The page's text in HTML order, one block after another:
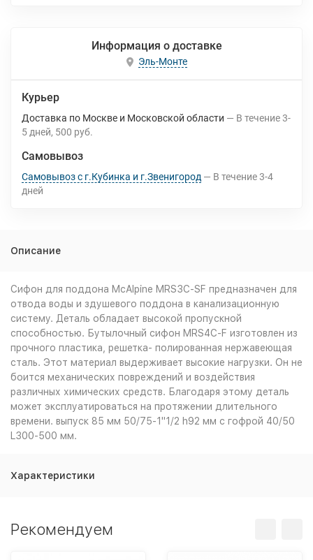
Информация о доставке
Эль-Монте
Курьер
Доставка по Москве и Московской области В течение3-
5 дней 500 руб.
Самовывоз
Самовывоз с г.Кубинка и г.Звенигород В течение3-4
дней
Описание
Сифон для поддона McAlpine MRS3C-SF предназначен для
отвода воды и здушевого поддона в канализационную
систему. Деталь обладает высокой пропускной
способностью. Бутылочный сифон MRS4C-F изготовлен из
прочного пластика, решетка- полированная нержавеющая
сталь. Этот материал выдерживает высокие нагрузки. Он не
боится механических повреждений и воздействия
различных химических средств. Благодаря этому деталь
может эксплуатироваться на протяжении длительного
времени. выпуск 85 мм 50/75-1"1/2 h92 мм с гофрой 40/50
L300-500 мм.
Характеристики
Рекомендуем